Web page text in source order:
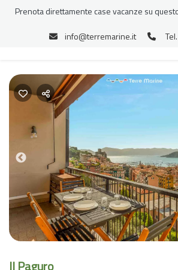
Previous
Il Paguro
Prenota direttamente case vacanze su
info@terremarine.it